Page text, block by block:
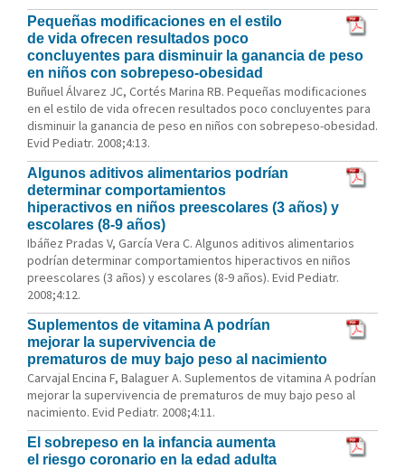
Pequeñas modificaciones en el estilo
de vida ofrecen resultados poco
concluyentes para disminuir la ganancia de peso
en niños con sobrepeso-obesidad
Buñuel Álvarez JC, Cortés Marina RB. Pequeñas modificaciones
en el estilo de vida ofrecen resultados poco concluyentes para
disminuir la ganancia de peso en niños con sobrepeso-obesidad.
Evid Pediatr. 2008;4:13.
Algunos aditivos alimentarios podrían
determinar comportamientos
hiperactivos en niños preescolares (3 años) y
escolares (8-9 años)
Ibáñez Pradas V, García Vera C. Algunos aditivos alimentarios
podrían determinar comportamientos hiperactivos en niños
preescolares (3 años) y escolares (8-9 años). Evid Pediatr.
2008;4:12.
Suplementos de vitamina A podrían
mejorar la supervivencia de
prematuros de muy bajo peso al nacimiento
Carvajal Encina F, Balaguer A. Suplementos de vitamina A podrían
mejorar la supervivencia de prematuros de muy bajo peso al
nacimiento. Evid Pediatr. 2008;4:11.
El sobrepeso en la infancia aumenta
el riesgo coronario en la edad adulta